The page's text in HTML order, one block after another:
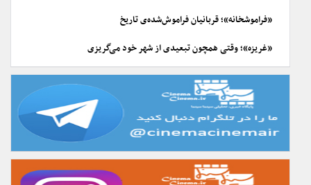
«فراموشخانه»؛ قربانیان فراموش‌شده‌ی تاریخ
«غریزه»؛ وقتی همچون تبعیدی از شهر خود می‌گریزی